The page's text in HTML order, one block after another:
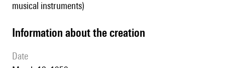
musical instruments)
information about the creation
date